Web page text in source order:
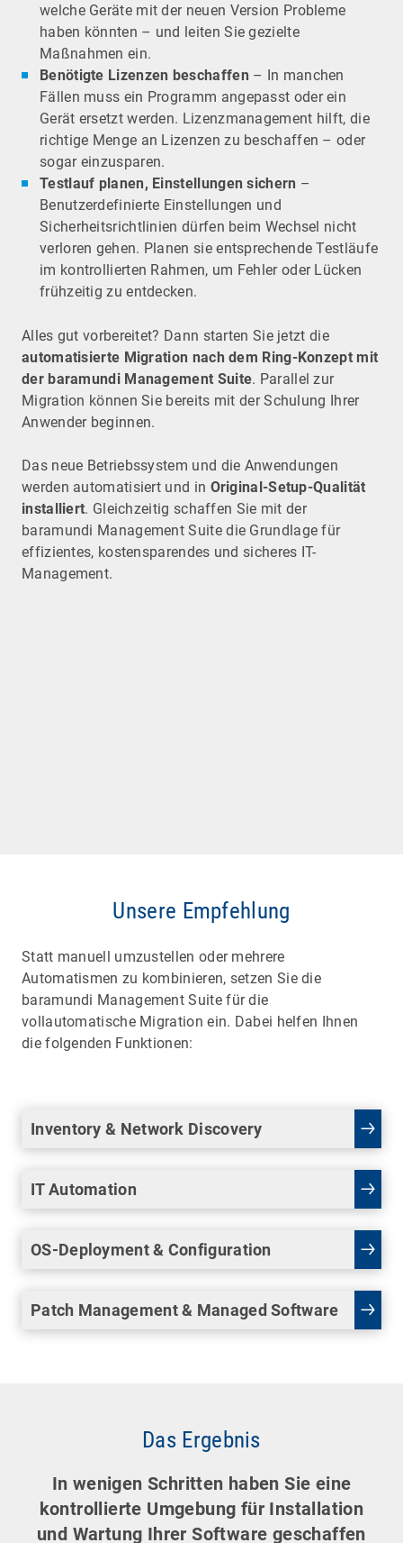
welche Geräte mit der neuen Version Probleme
haben könnten – und leiten Sie gezielte
Maßnahmen ein.
Benötigte Lizenzen beschaffen – In manchen
Fällen muss ein Programm angepasst oder ein
Gerät ersetzt werden. Lizenzmanagement hilft, die
richtige Menge an Lizenzen zu beschaffen – oder
sogar einzusparen.
Testlauf planen, Einstellungen sichern –
Benutzerdefinierte Einstellungen und
Sicherheitsrichtlinien dürfen beim Wechsel nicht
verloren gehen. Planen sie entsprechende Testläufe
im kontrollierten Rahmen, um Fehler oder Lücken
frühzeitig zu entdecken.
Alles gut vorbereitet? Dann starten Sie jetzt die
automatisierte Migration nach dem Ring-Konzept mit
der baramundi Management Suite. Parallel zur
Migration können Sie bereits mit der Schulung Ihrer
Anwender beginnen.
Das neue Betriebssystem und die Anwendungen
werden automatisiert und in Original-Setup-Qualität
installiert. Gleichzeitig schaffen Sie mit der
baramundi Management Suite die Grundlage für
effizientes, kostensparendes und sicheres IT-
Management.
Unsere Empfehlung
Statt manuell umzustellen oder mehrere
Automatismen zu kombinieren, setzen Sie die
baramundi Management Suite für die
vollautomatische Migration ein. Dabei helfen Ihnen
die folgenden Funktionen:
Inventory & Network Discovery
IT Automation
OS-Deployment & Configuration
Patch Management & Managed Software
Das Ergebnis
In wenigen Schritten haben Sie eine
kontrollierte Umgebung für Installation
und Wartung Ihrer Software geschaffen